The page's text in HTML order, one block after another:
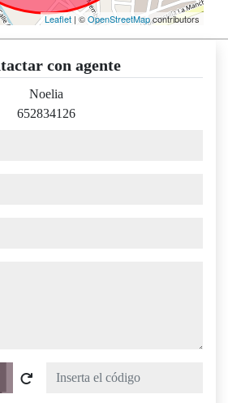
Leaflet | ©OpenStreetMapcontributors
con agente
Noelia
652834126